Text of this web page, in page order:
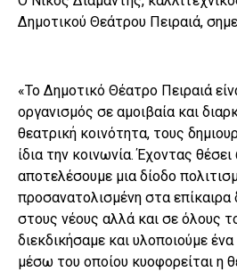
Δημοτικού Θεάτρου Πειραιά,
«Το Δημοτικό Θέατρο Πειραιά
οργανισμός σε αμοιβαία και
θεατρική κοινότητα, τους
ίδια την κοινωνία. Έχοντας
αποτελέσουμε μια δίοδο
προσανατολισμένη στα επίκαιρα
στους νέους αλλά και σε όλους
διεκδικήσαμε και υλοποιούμε
μέσω του οποίου κυοφορείται η